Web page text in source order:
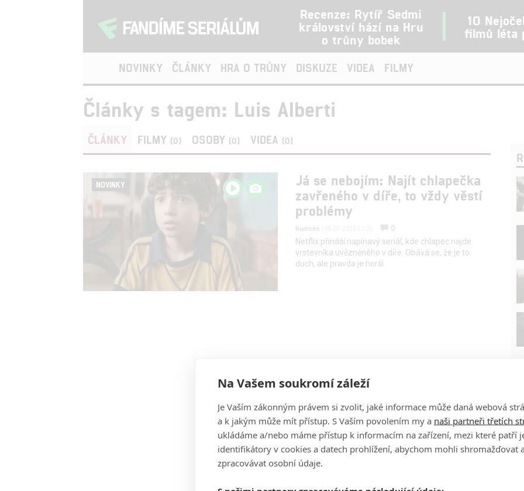
Recenze: Rytíř Sedmi
království hází na Hru
o trůny bobek
10
filmů léta
NOVINKY ČLÁNKY HRA O TRŮNY DISKUZE VIDEA FILMY
Články s tagem: Luis Alberti
ČLÁNKY FILMY (0) OSOBY (0) VIDEA (0)
NOVINKY
Já se nebojím: Najít chlapečka
zavřeného v díře, to vždy věstí
problémy
Rudmen
0
Netflix přináší napínavý seriál, kde chlapec najde
vrstevníka uvězněného v díře. Obává se, že je to
duch, ale pravda je horší.
Na Vašem soukromí záleží
Je Vaším zákonným právem si zvolit, jaké informace může daná webová
a k jakým může mít přístup. S Vaším povolením my a naši partneři třetích
ukládáme a/nebo máme přístup k informacím na zařízení, mezi které patří
identifikátory v cookies a datech prohlížení, abychom mohli shromažďovat
zpracovávat osobní údaje.